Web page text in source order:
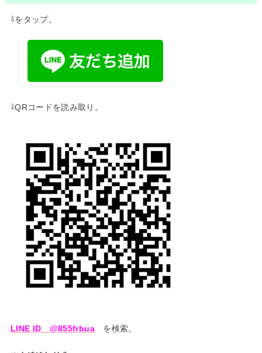
⇩をタップ。
⇩QRコードを読み取り。
LINE ID @855frbuaを検索。